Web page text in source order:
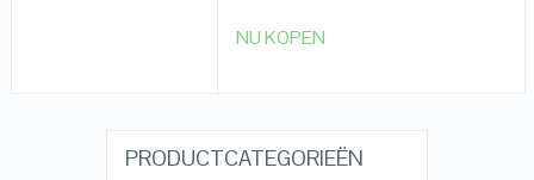
NU KOPEN
PRODUCTCATEGORIEËN